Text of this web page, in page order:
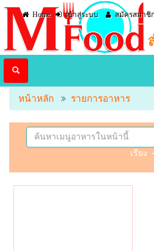
Home เข้าสู่ระบบ สมัครสมาชิ
หน้าหลัก รายการอาหาร
เรียง